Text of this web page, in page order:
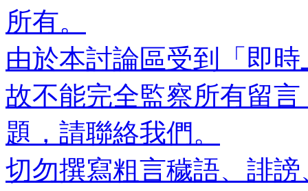
所有。
由於本討論區受到「即
故不能完全監察所有留
題，請聯絡我們。
切勿撰寫粗言穢語、誹